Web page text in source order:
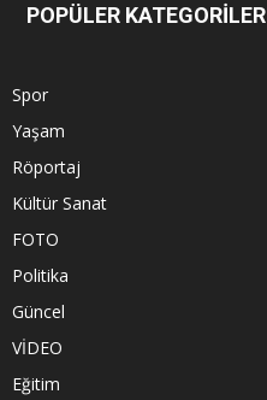
POPÜLER KATEGORİLER
Spor
Yaşam
Röportaj
Kültür Sanat
FOTO
Politika
Güncel
VİDEO
Eğitim